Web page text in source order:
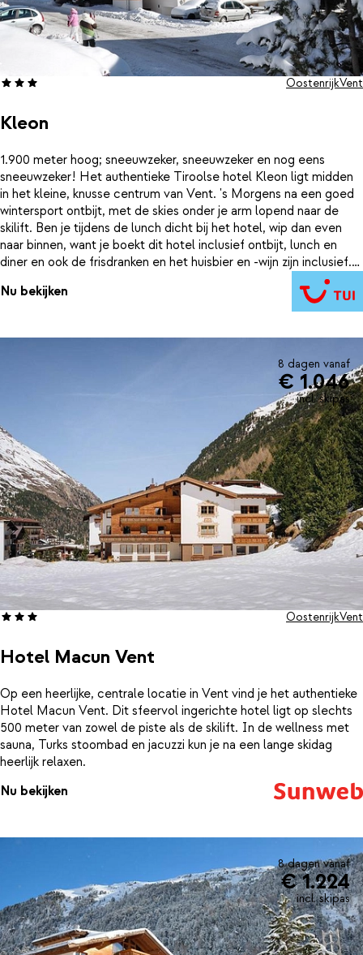
Kleon
OostenrijkVent
1.900 meter hoog; sneeuwzeker, sneeuwzeker en nog eens
sneeuwzeker! Het authentieke Tiroolse hotel Kleon ligt midden
in het kleine, knusse centrum van Vent. 's Morgens na een goed
wintersport ontbijt, met de skies onder je arm lopend naar de
skilift. Ben je tijdens de lunch dicht bij het hotel, wip dan even
naar binnen, want je boekt dit hotel inclusief ontbijt, lunch en
diner en ook de frisdranken en het huisbier en -wijn zijn inclusief.
en blauwe piste.
Nu bekijken
8 dagen vanaf
€ 1.046
incl. skipas
Hotel Macun Vent
OostenrijkVent
Op een heerlijke, centrale locatie in Vent vind je het authentieke
Hotel Macun Vent. Dit sfeervol ingerichte hotel ligt op slechts
500 meter van zowel de piste als de skilift. In de wellness met
sauna, Turks stoombad en jacuzzi kun je na een lange skidag
heerlijk relaxen.
Nu bekijken
8 dagen vanaf
€ 1.224
incl. skipas